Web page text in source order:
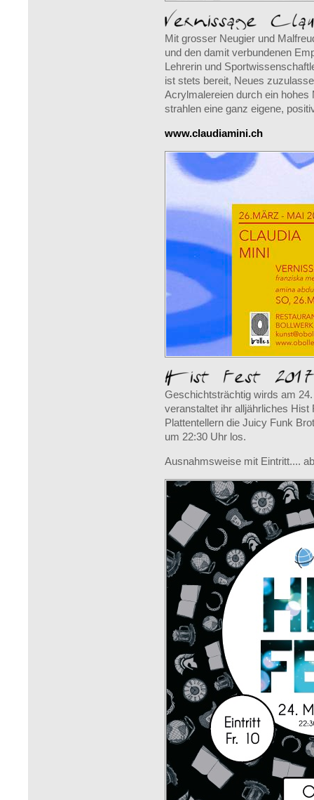
Mit grosser Neugier und
und den damit verbundenen
Lehrerin und
ist stets bereit, Neues
Acrylmalereien durch ein
strahlen eine ganz eigene,
www.claudiamini.ch
Geschichtsträchtig wirds am
veranstaltet ihr alljährliches
Plattentellern die Juicy Funk
um 22:30 Uhr los.
Ausnahmsweise mit Eintritt....